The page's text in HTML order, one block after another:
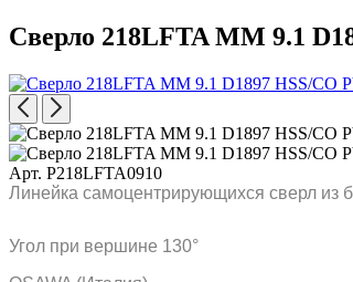
Сверло 218LFTA MM 9.1
Арт. P218LFTA0910
Линейка самоцентрирующихся сверл из
Угол при вершине 130°